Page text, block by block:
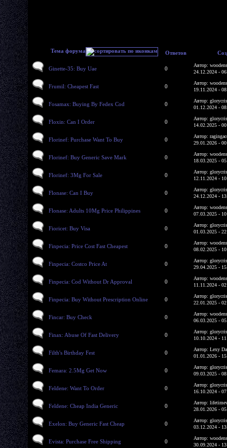
Тема форума Ответов
Ginette-35: Buy Uae 0
Автор:
24.12.2024 -
Frumil: Cheapest Fast 0
Автор:
19.11.2024 -
Fosamax: Buying By Fedex Cod 0
Автор:
01.12.2024 -
Floxin: Can I Order 0
Автор:
14.02.2025 -
Florinef: Purchase Want To Buy 0
Автор:
29.01.2026 -
Florinef: Buy Generic Save Mark 0
Автор:
18.03.2025 -
Florinef: 3Mg For Sale 0
Автор:
12.11.2024 -
Flonase: Can I Buy 0
Автор:
24.12.2024 -
Flonase: Adults 10Mg Price Philippines 0
Автор:
07.03.2025 -
Fioricet: Buy Visa 0
Автор:
01.03.2025 -
Finpecia: Price Cost Fast Cheapest 0
Автор:
08.02.2025 -
Finpecia: Costco Price At 0
Автор:
29.04.2025 -
Finpecia: Cod Without Dr Approval 0
Автор:
11.11.2024 -
Finpecia: Buy Without Prescription Online 0
Автор:
22.01.2025 -
Fincar: Buy Check 0
Автор:
06.03.2025 -
Finax: Abuse Of Fast Delivery 0
Автор:
10.10.2024 -
Filth's Birthday Fest 0
Автор: Lexy
01.01.2026 -
Femara: 2.5Mg Get Now 0
Автор:
09.03.2025 -
Feldene: Want To Order 0
Автор:
16.10.2024 -
Feldene: Cheap India Generic 0
Автор:
28.01.2026 -
Exelon: Buy Generic Fast Cheap 0
Автор:
03.12.2024 -
Evista: Purchase Free Shipping 0
Автор:
30.09.2024 -